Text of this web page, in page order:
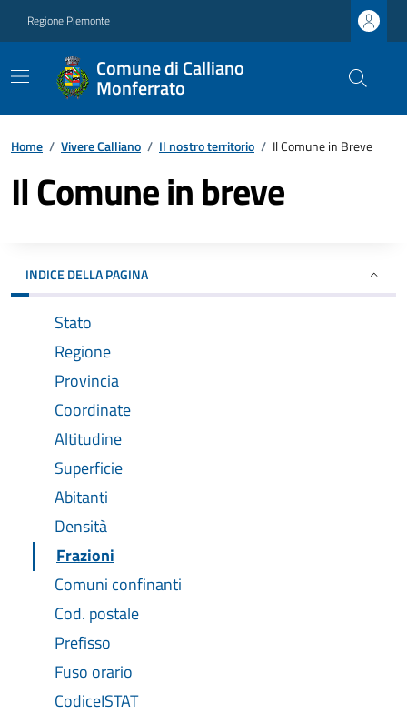
Regione Piemonte
Comune di Calliano
Monferrato
Home / Vivere Calliano / Il nostro territorio / Il Comune in Breve
Il Comune in breve
INDICE DELLA PAGINA
Stato
Regione
Provincia
Coordinate
Altitudine
Superficie
Abitanti
Densità
Frazioni
Comuni confinanti
Cod. postale
Prefisso
Fuso orario
CodiceISTAT